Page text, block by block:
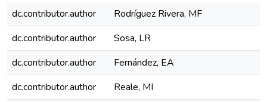
dc.contributor.author
Rodríguez Rivera, MF
dc.contributor.author
Sosa, LR
dc.contributor.author
Fernández, EA
dc.contributor.author
Reale, MI